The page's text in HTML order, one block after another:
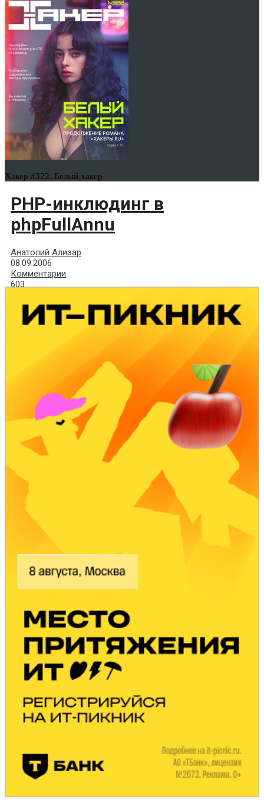
Хакер #322. Белый хакер
PHP-инклюдинг в
phpFullAnnu
Анатолий Ализар
08.09.2006
Комментарии
603